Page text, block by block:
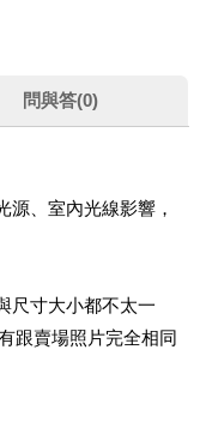
問與答(0)
源、室內光線影響，
尺寸大小都不太一
跟賣場照片完全相同